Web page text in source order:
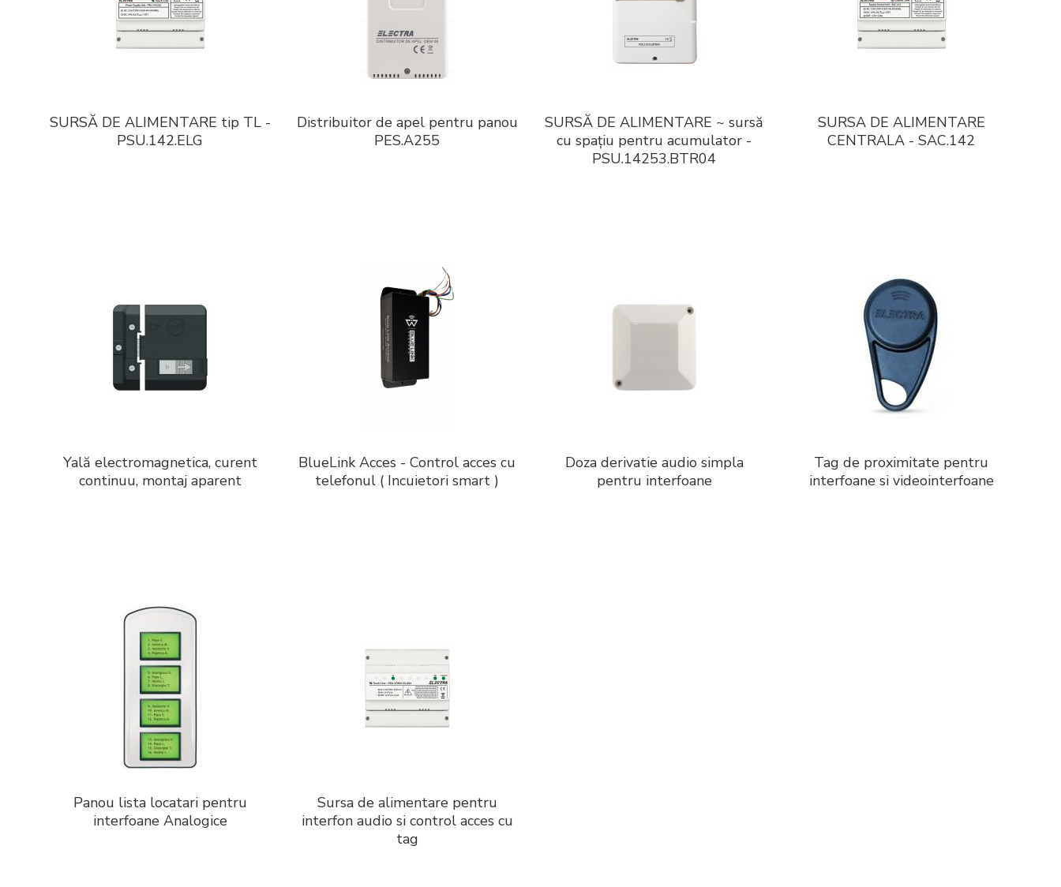
SURSĂ DE ALIMENTARE tip TL -
PSU.142.ELG
Distribuitor de apel pentru panou
PES.A255
SURSĂ DE ALIMENTARE ~ sursă
cu spațiu pentru acumulator -
PSU.14253.BTR04
SURSA DE ALIMENTARE
CENTRALA - SAC.142
Yală electromagnetica, curent
continuu, montaj aparent
BlueLink Acces - Control acces cu
telefonul ( Incuietori smart )
Doza derivatie audio simpla
pentru interfoane
Tag de proximitate pentru
interfoane si videointerfoane
Panou lista locatari pentru
interfoane Analogice
Sursa de alimentare pentru
interfon audio si control acces cu
tag